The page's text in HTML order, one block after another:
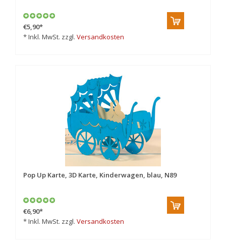
€5,90*
* Inkl. MwSt. zzgl. Versandkosten
Pop Up Karte, 3D Karte, Kinderwagen, blau, N89
€6,90*
* Inkl. MwSt. zzgl. Versandkosten